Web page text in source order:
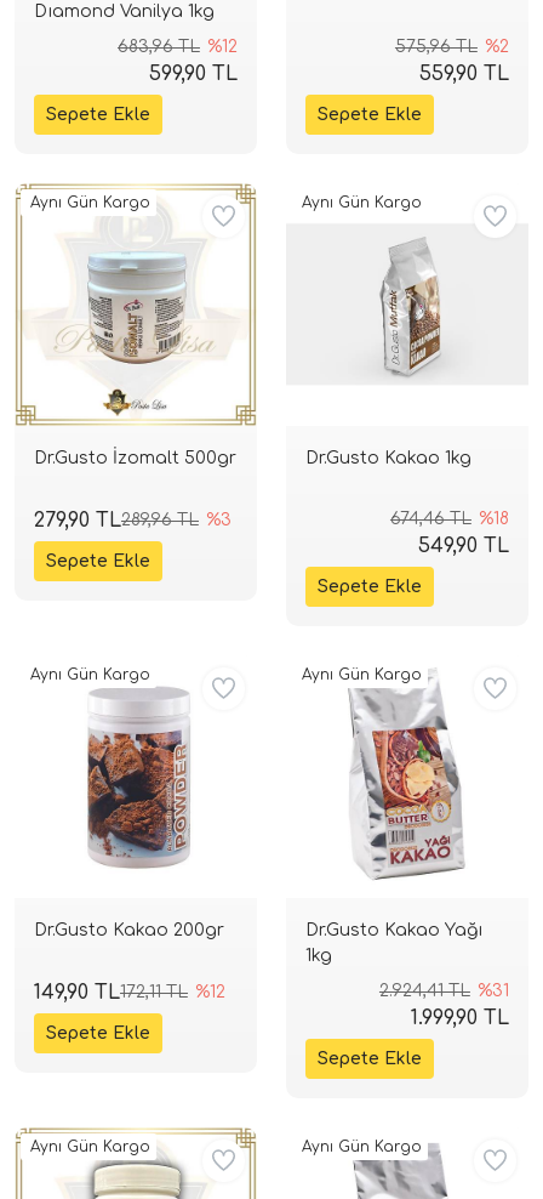
Dıamond Vanilya 1kg
683,96 TL %12
599,90 TL
575,96 TL %2
559,90 TL
Dr.Gusto İzomalt 500gr
289,96 TL %3
279,90 TL
Aynı Gün Kargo
Dr.Gusto Kakao 1kg
674,46 TL %18
549,90 TL
Aynı Gün Kargo
Dr.Gusto Kakao 200gr
172,11 TL %12
149,90 TL
Aynı Gün Kargo
Dr.Gusto Kakao Yağı
1kg
2.924,41 TL %31
1.999,90 TL
Aynı Gün Kargo
Aynı Gün Kargo Aynı Gün Kargo